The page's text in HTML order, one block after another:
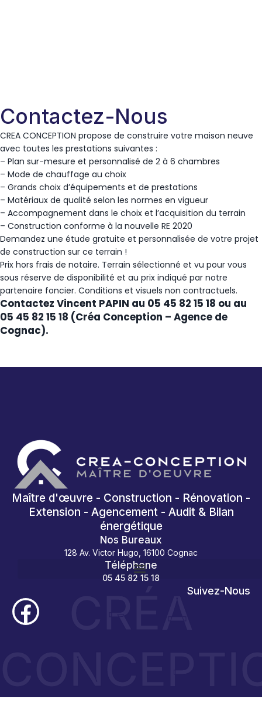
Contactez-Nous
CREA CONCEPTION propose de construire votre maison neuve
avec toutes les prestations suivantes :
– Plan sur-mesure et personnalisé de 2 à 6 chambres
– Mode de chauffage au choix
– Grands choix d’équipements et de prestations
– Matériaux de qualité selon les normes en vigueur
– Accompagnement dans le choix et l’acquisition du terrain
– Construction conforme à la nouvelle RE 2020
Demandez une étude gratuite et personnalisée de votre projet
de construction sur ce terrain !
Prix hors frais de notaire. Terrain sélectionné et vu pour vous
sous réserve de disponibilité et au prix indiqué par notre
partenaire foncier. Conditions et visuels non contractuels.
Contactez Vincent PAPIN au 05 45 82 15 18 ou au
05 45 82 15 18 (Créa Conception – Agence de
Cognac).
Maître d'œuvre - Construction - Rénovation -
Extension - Agencement - Audit & Bilan
énergétique
Nos Bureaux
128 Av. Victor Hugo, 16100 Cognac
Téléphone
05 45 82 15 18
Suivez-Nous
CRÉA